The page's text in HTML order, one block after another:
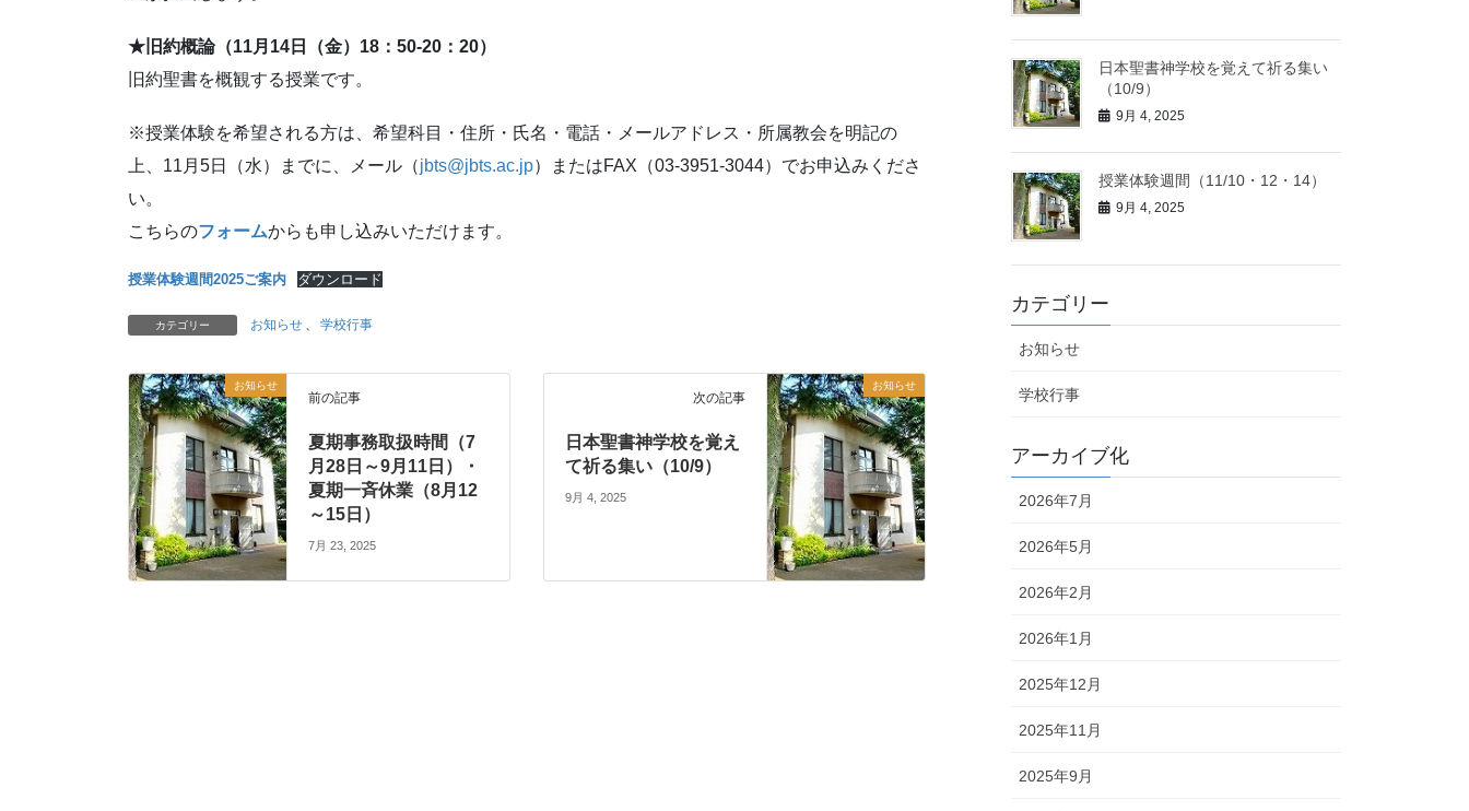
★旧約概論（11月14日（金）18：50-20：20）
旧約聖書を概観する授業です。
※授業体験を希望される方は、希望科目・住所・氏名・電話・メールアドレス・所属教会を明記の
上、11月5日（水）までに、メール（jbts@jbts.ac.jp）またはFAX（03-3951-3044）でお申込みくださ
い。
こちらのフォームからも申し込みいただけます。
授業体験週間2025ご案内 ダウンロード
カテゴリー お知らせ 学校行事
お知らせ
前の記事
夏期事務取扱時間（7
月28日～9月11日）・
夏期一斉休業（8月12
～15日）
7月 23, 2025
お知らせ
次の記事
日本聖書神学校を覚え
て祈る集い（10/9）
9月 4, 2025
日本聖書神学校を覚えて祈る集い
（10/9）
9月 4, 2025
授業体験週間（11/10・12・14）
9月 4, 2025
カテゴリー
お知らせ
学校行事
アーカイブ化
2026年7月
2026年5月
2026年2月
2026年1月
2025年12月
2025年11月
2025年9月